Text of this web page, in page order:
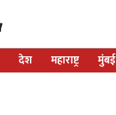
देश महाराष्ट्र मुंबई